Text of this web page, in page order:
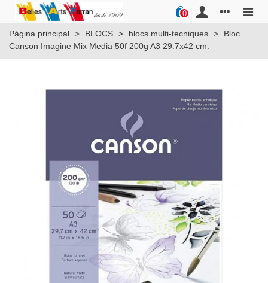
0
Pàgina principal > BLOCS > blocs multi-tecniques >
Bloc
Canson Imagine Mix Media 50f 200g A3 29.7x42 cm.